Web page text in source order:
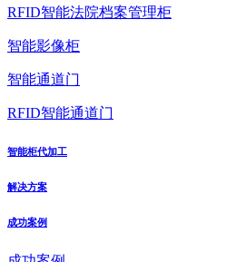
RFID智能法院档案管理柜
智能影像柜
智能通道门
RFID智能通道门
智能柜代加工
解决方案
成功案例